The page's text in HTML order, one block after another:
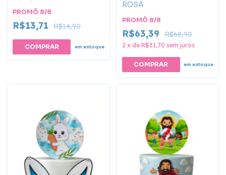
PROMÔ 8/8
R$13,71 R$14,90
em estoque
ROSA
PROMÔ 8/8
R$63,39 R$68,90
2 x de R$31,70 sem juros
em estoque